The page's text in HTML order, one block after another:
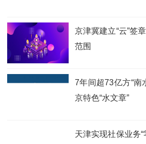
京津冀建立“云”签
范围
7年间超73亿方“南
京特色“水文章”
天津实现社保业务